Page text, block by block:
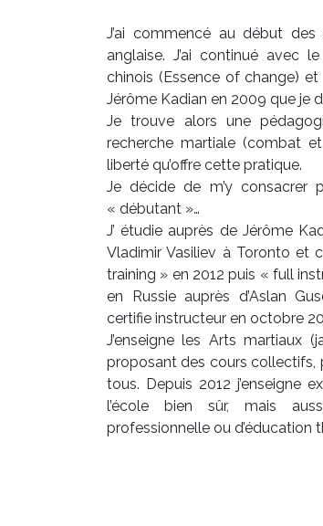
J’ai commencé au début
anglaise. J’ai continué avec
chinois (Essence of change)
Jérôme Kadian en 2009 que je
Je trouve alors une
recherche martiale (combat
liberté qu’offre cette pratique.
Je décide de m’y consacrer
« débutant »…
J’ étudie auprès de Jérôme
Vladimir Vasiliev à Toronto et
training » en 2012 puis « full
en Russie auprès d’Aslan
certifie instructeur en octobre
J’enseigne les Arts martiaux
proposant des cours collectifs,
tous. Depuis 2012 j’enseigne
l’école bien sûr, mais
professionnelle ou d’éducation